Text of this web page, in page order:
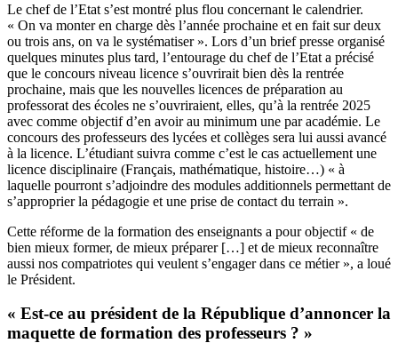
Le chef de l’Etat s’est montré plus flou concernant le calendrier.
« On va monter en charge dès l’année prochaine et en fait sur deux
ou trois ans, on va le systématiser ». Lors d’un brief presse organisé
quelques minutes plus tard, l’entourage du chef de l’Etat a précisé
que le concours niveau licence s’ouvrirait bien dès la rentrée
prochaine, mais que les nouvelles licences de préparation au
professorat des écoles ne s’ouvriraient, elles, qu’à la rentrée 2025
avec comme objectif d’en avoir au minimum une par académie. Le
concours des professeurs des lycées et collèges sera lui aussi avancé
à la licence. L’étudiant suivra comme c’est le cas actuellement une
licence disciplinaire (Français, mathématique, histoire…) « à
laquelle pourront s’adjoindre des modules additionnels permettant de
s’approprier la pédagogie et une prise de contact du terrain ».
Cette réforme de la formation des enseignants a pour objectif « de
bien mieux former, de mieux préparer […] et de mieux reconnaître
aussi nos compatriotes qui veulent s’engager dans ce métier », a loué
le Président.
« Est-ce au président de la République d’annoncer la
maquette de formation des professeurs ? »